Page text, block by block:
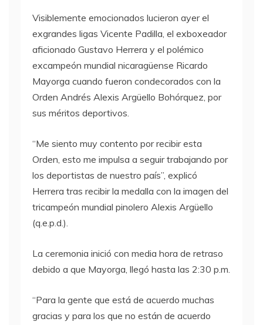
Visiblemente emocionados lucieron ayer el
exgrandes ligas Vicente Padilla, el exboxeador
aficionado Gustavo Herrera y el polémico
excampeón mundial nicaragüense Ricardo
Mayorga cuando fueron condecorados con la
Orden Andrés Alexis Argüello Bohórquez, por
sus méritos deportivos.
“Me siento muy contento por recibir esta
Orden, esto me impulsa a seguir trabajando por
los deportistas de nuestro país”, explicó
Herrera tras recibir la medalla con la imagen del
tricampeón mundial pinolero Alexis Argüello
(q.e.p.d.).
La ceremonia inició con media hora de retraso
debido a que Mayorga, llegó hasta las 2:30 p.m.
“Para la gente que está de acuerdo muchas
gracias y para los que no están de acuerdo